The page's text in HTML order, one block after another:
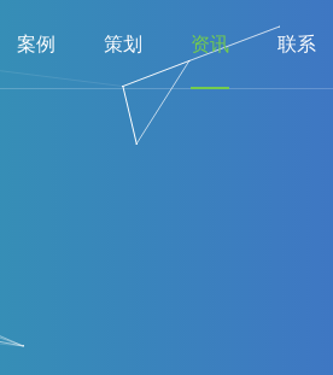
案例 策划 资讯 联系